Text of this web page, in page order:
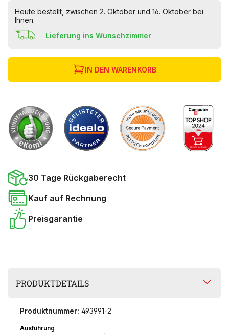
Heute bestellt, zwischen 2. Oktober und 16. Oktober bei
Ihnen.
Lieferung ins Wunschzimmer
IN DEN WARENKORB
30 Tage Rückgaberecht
Kauf auf Rechnung
Preisgarantie
PRODUKTDETAILS
Produktnummer: 493991-2
Ausführung